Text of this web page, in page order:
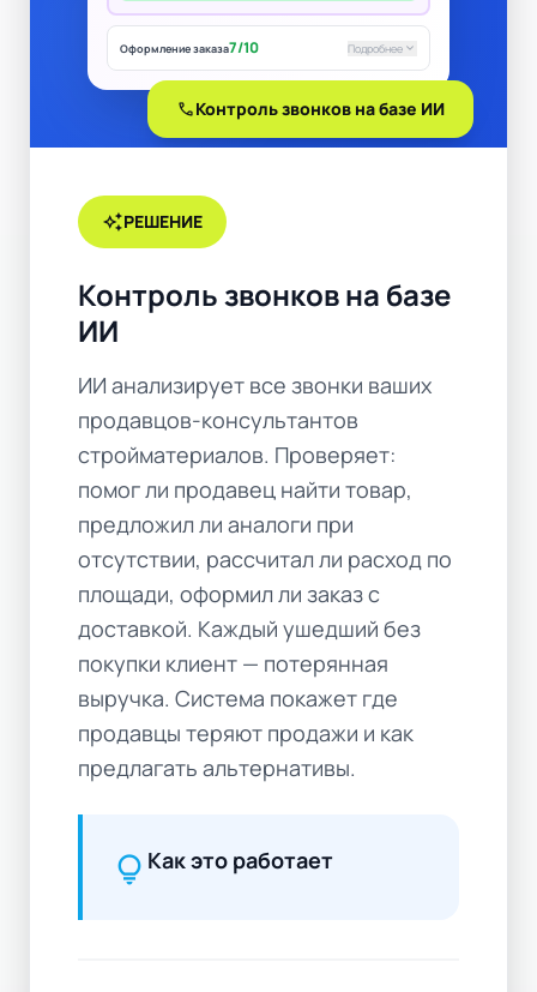
Оформление заказа7/10 Подробнее keyboard_arrow_down
callКонтроль звонков на базе ИИ
auto_awesomeРЕШЕНИЕ
Контроль звонков на базе
ИИ
ИИ анализирует все звонки ваших
продавцов-консультантов
стройматериалов. Проверяет:
помог ли продавец найти товар,
предложил ли аналоги при
отсутствии, рассчитал ли расход по
площади, оформил ли заказ с
доставкой. Каждый ушедший без
покупки клиент — потерянная
выручка. Система покажет где
продавцы теряют продажи и как
предлагать альтернативы.
lightbulb Как это работает